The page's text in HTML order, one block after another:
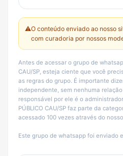
⚠️O conteúdo enviado ao nosso
com curadoria por nossos
Antes de acessar o grupo de
CAU/SP, esteja ciente que você
as regras do grupo. É importante
independente, sem nenhuma
responsável por ele é o
PÚBLICO CAU/SP faz parte da
acessado 100 vezes através do
Este grupo de whatsapp foi enviado